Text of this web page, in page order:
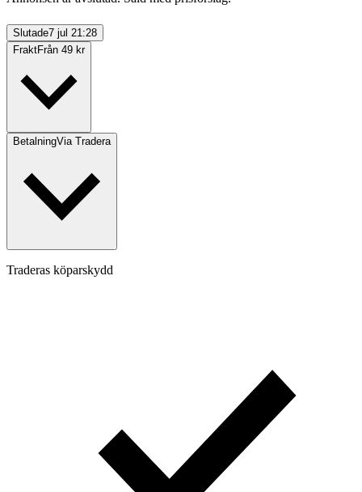
Slutade7 jul 21:28
FraktFrån 49 kr
BetalningVia Tradera
Traderas köparskydd